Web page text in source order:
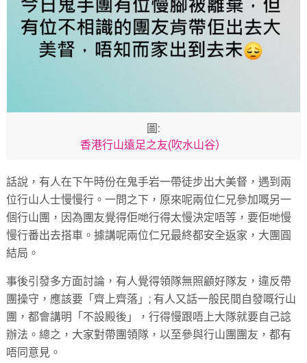
圖:
香港行山遠足之友(吹水山谷）
話說，有人在下午時份在鬼手岩一帶徒步出大美督，遇到兩
位行山人士慢慢行。一問之下，原來呢兩位仁兄參加嘅另一
個行山團，因為團友覺得佢哋行得太慢決定唔等，要佢哋慢
慢行番出去搭車。據講呢兩位仁兄最終都安全返家，大團圓
結局。
事後引發多方面討論，有人覺得領隊無照顧好隊友，違反帶
團操守，應該要「齊上齊落」; 有人又話一般民間自發嘅行山
團，都會講明「不設殿後」，行得慢跟唔上大隊就要自己諗
辦法。總之，大家對帶團領隊，以至參與行山團團友，都有
唔同意見。